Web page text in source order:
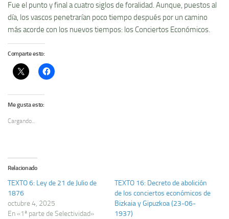
Fue el punto y final a cuatro siglos de foralidad. Aunque, puestos al
dí­a, los vascos penetrarí­an poco tiempo después por un camino
más acorde con los nuevos tiempos: los Conciertos Económicos.
Comparte esto:
Me gusta esto:
Cargando...
Relacionado
TEXTO 6: Ley de 21 de Julio de
1876
octubre 4, 2025
En «1ª parte de Selectividad»
TEXTO 16: Decreto de abolición
de los conciertos económicos de
Bizkaia y Gipuzkoa (23-06-
1937)